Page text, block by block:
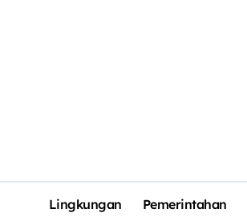
Lingkungan Pemerintahan